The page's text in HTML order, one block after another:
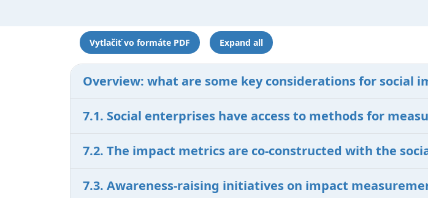
Vytlačiť vo formáte PDF Expand all
Overview: what are some key considerations for social
7.1. Social enterprises have access to methods for
7.2. The impact metrics are co-constructed with the
7.3. Awareness-raising initiatives on impact